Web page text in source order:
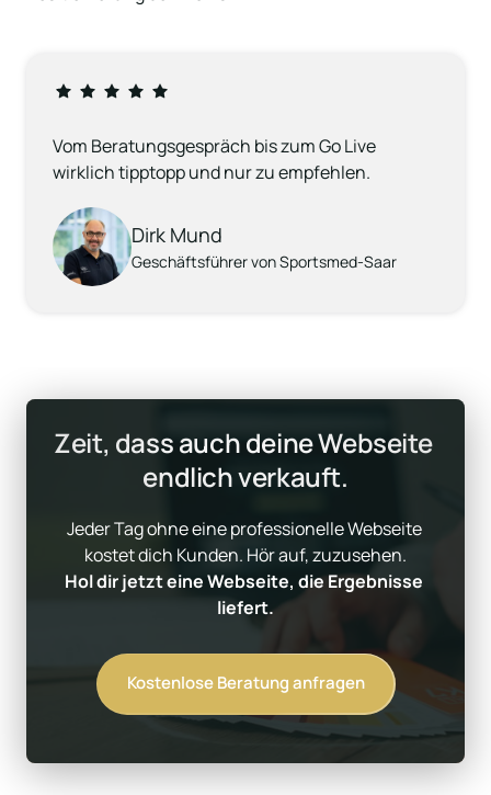
Vom Beratungsgespräch bis zum Go Live
wirklich tipptopp und nur zu empfehlen.
Dirk Mund
Geschäftsführer von Sportsmed-Saar
Zeit, dass auch deine Webseite
endlich verkauft.
Jeder Tag ohne eine professionelle Webseite
Hol dir jetzt eine Webseite, die Ergebnisse
liefert.
Kostenlose Beratung anfragen